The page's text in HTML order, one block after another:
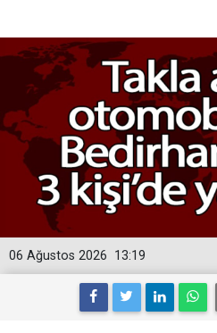
13:19
06 Ağustos 2026